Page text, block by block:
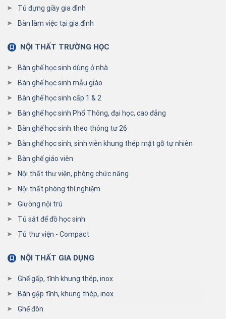
Tủ đựng giầy gia đình
Bàn làm việc tại gia đình
NỘI THẤT TRƯỜNG HỌC
Bàn ghế học sinh dùng ở nhà
Bàn ghế học sinh mẫu giáo
Bàn ghế học sinh cấp 1 & 2
Bàn ghế học sinh Phổ Thông, đại học, cao đẳng
Bàn ghế học sinh theo thông tư 26
Bàn ghế học sinh, sinh viên khung thép mặt gỗ tự nhiên
Bàn ghế giáo viên
Nội thất thư viện, phòng chức năng
Nội thất phòng thí nghiệm
Giường nội trú
Tủ sắt để đồ học sinh
Tủ thư viện - Compact
NỘI THẤT GIA DỤNG
Ghế gấp, tĩnh khung thép, inox
Bàn gập tĩnh, khung thép, inox
Ghế đôn